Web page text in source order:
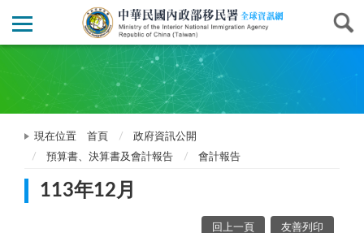
現在位置 首頁
政府資訊公開
預算書、決算書及會計報告
會計報告
113年12月
回上一頁 友善列印